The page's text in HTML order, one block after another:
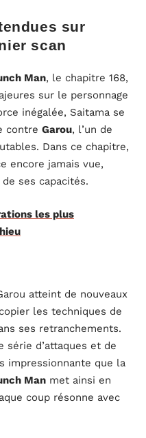
sur
scan
Man, le chapitre 168,
sur le personnage
inégalée, Saitama se
contre Garou, l’un de
Dans ce chapitre,
encore jamais vue,
ses capacités.
les plus
atteint de nouveaux
les techniques de
ses retranchements.
série d’attaques et de
impressionnante que la
Man met ainsi en
coup résonne avec